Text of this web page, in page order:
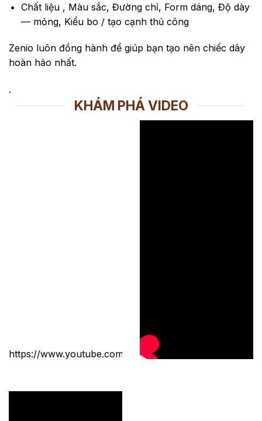
Chất liệu , Màu sắc, Đường chỉ, Form dáng, Độ dày
— mỏng, Kiểu bo / tạo cạnh thủ công
Zenio luôn đồng hành để giúp bạn tạo nên chiếc dây
hoàn hảo nhất.
.
KHÁM PHÁ VIDEO
https://www.youtube.com/shorts/h7LB0eAIEX0